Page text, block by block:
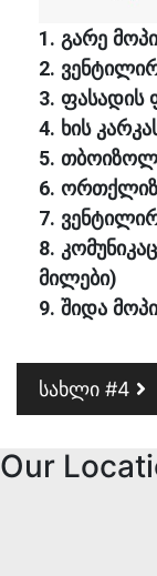
1. გარე
2.
3. ფასადის
4. ხის
5.
6.
7.
8.
მილები)
9. შიდა
Post
სახლი #4
Our